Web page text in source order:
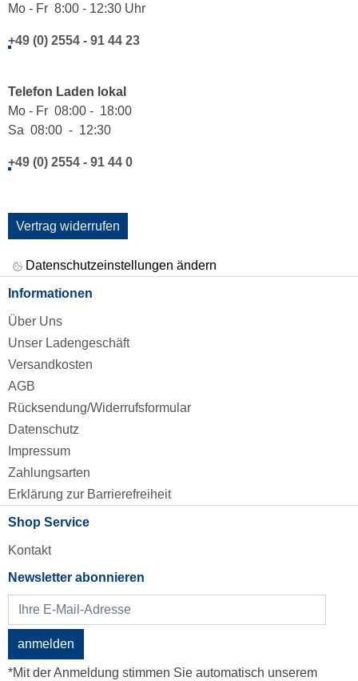
Mo - Fr 8:00 - 12:30 Uhr
+49 (0) 2554 - 91 44 23
Telefon Laden lokal
Mo - Fr 08:00 - 18:00
Sa 08:00 - 12:30
+49 (0) 2554 - 91 44 0
Vertrag widerrufen
Datenschutzeinstellungen ändern
Informationen
Über Uns
Unser Ladengeschäft
Versandkosten
AGB
Rücksendung/Widerrufsformular
Datenschutz
Impressum
Zahlungsarten
Erklärung zur Barrierefreiheit
Shop Service
Kontakt
Newsletter abonnieren
anmelden
*Mit der Anmeldung stimmen Sie automatisch unserem